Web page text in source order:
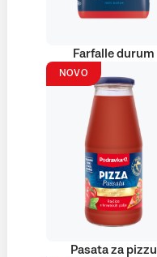
Farfalle durum
NOVO
Pasata za pizzu